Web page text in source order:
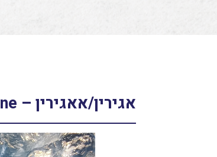
אגירין/אאגירין – Aegirine